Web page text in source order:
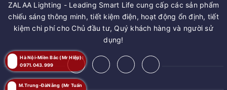
ZALAA Lighting - Leading Smart Life cung cấp các sản phẩm
chiếu sáng thông minh, tiết kiệm điện, hoạt động ổn định, tiết
kiệm chi phí cho Chủ đầu tư, Quý khách hàng và người sử
dụng!
Hà Nội-Miền Bắc (Mr Hiệp):
0971.043.999
M.Trung-ĐàNẵng (Mr Tuấn